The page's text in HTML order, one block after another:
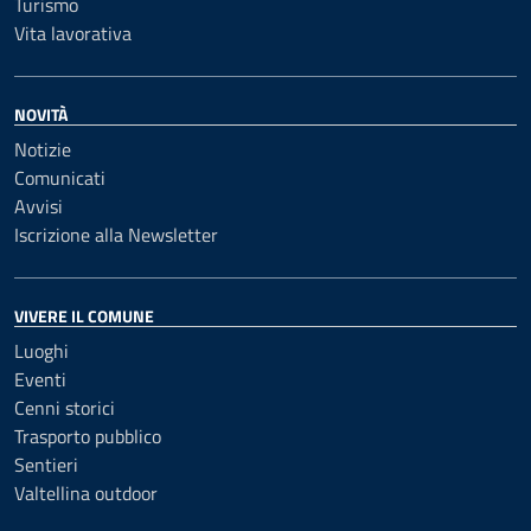
Vita lavorativa
NOVITÀ
Notizie
Comunicati
Avvisi
Iscrizione alla Newsletter
VIVERE IL COMUNE
Luoghi
Eventi
Cenni storici
Trasporto pubblico
Sentieri
Valtellina outdoor